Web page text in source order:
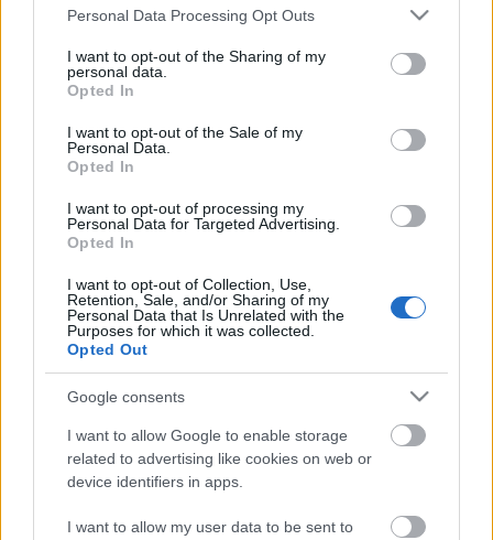
Please note that this website/app uses one or more Google
not limited to your visit or usage behaviour. You may click to
grant or deny consent to Google and its third-party tags to
use your data for below specified purposes in below Google
consent section.
Personal Data Processing Opt Outs
I want to opt-out of the Sharing of my
personal data.
Opted In
I want to opt-out of the Sale of my
Personal Data.
Opted In
I want to opt-out of processing my
Personal Data for Targeted Advertising.
Opted In
I want to opt-out of Collection, Use,
Retention, Sale, and/or Sharing of my
Personal Data that Is Unrelated with the
Purposes for which it was collected.
Opted Out
Google consents
I want to allow Google to enable storage
related to advertising like cookies on web or
device identifiers in apps.
I want to allow my user data to be sent to
EMLÉKEZTÜNK MEG
A szigetországi rekordhoz képest Amerikában
messze le van maradva az élbolytól a
albumlistán, és tavaly nyáron jutott a legfeljebb (a
25. helyig). A 900-as lélektani határt az amerikai
átlépni (943 héttel), valamelyest lemaradva, de még
mindig előkelő helyen ugyancsak a Bob Marley And
hét), nem panaszkodhat továbbá a
Metallica, aGunsN’Roses,Eminem Nirvana
Adelesem, mind 400 hétnél többször képviseltették
magukat egy adott lemezükkel a Billboard 200-on.
A ZENEKAR A MÚLT, A SVÉD CSAJPOP A JELEN
Érdekesség, hogy az ABBA más előadóknak is
szerencsét hozott a Billboardon: a második
feldolgozáslemeze, aDancing Queena sztár egyik